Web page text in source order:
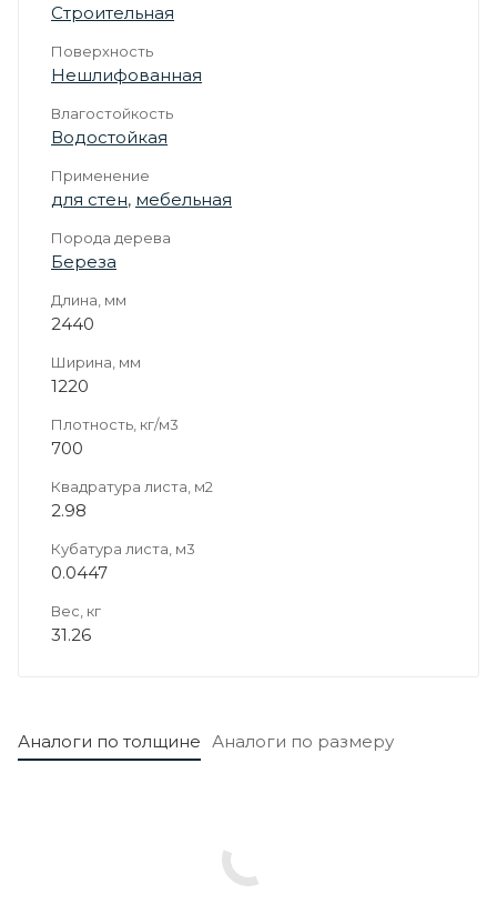
Строительная
Поверхность
Нешлифованная
Влагостойкость
Водостойкая
Применение
для стен, мебельная
Порода дерева
Береза
Длина, мм
2440
Ширина, мм
1220
Плотность, кг/м3
700
Квадратура листа, м2
2.98
Кубатура листа, м3
0.0447
Вес, кг
31.26
Аналоги по толщине Аналоги по размеру